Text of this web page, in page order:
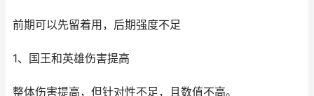
前期可以先留着用，后期强度不足
1、国王和英雄伤害提高
整体伤害提高，但针对性不足，且数值不高。